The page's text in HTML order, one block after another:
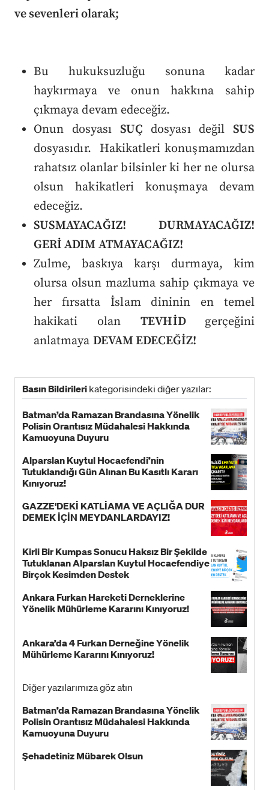
ve sevenleri olarak;
Bu hukuksuzluğu sonuna kadar
haykırmaya ve onun hakkına sahip
çıkmaya devam edeceğiz.
Onun dosyası SUÇ dosyası değil SUS
dosyasıdır. Hakikatleri konuşmamızdan
rahatsız olanlar bilsinler ki her ne olursa
olsun hakikatleri konuşmaya devam
edeceğiz.
SUSMAYACAĞIZ! DURMAYACAĞIZ!
GERİ ADIM ATMAYACAĞIZ!
Zulme, baskıya karşı durmaya, kim
olursa olsun mazluma sahip çıkmaya ve
her fırsatta İslam dininin en temel
hakikati olanTEVHİD gerçeğini
anlatmaya DEVAM EDECEĞİZ!
Basın Bildirileri kategorisindeki diğer yazılar:
Batman’da Ramazan Brandasına Yönelik
Polisin Orantısız Müdahalesi Hakkında
Kamuoyuna Duyuru
Alparslan Kuytul Hocaefendi’nin
Tutuklandığı Gün Alınan Bu Kasıtlı Kararı
Kınıyoruz!
GAZZE'DEKİ KATLİAMA VE AÇLIĞA DUR
DEMEK İÇİN MEYDANLARDAYIZ!
Kirli Bir Kumpas Sonucu Haksız Bir Şekilde
Tutuklanan Alparslan Kuytul Hocaefendiye
Birçok Kesimden Destek
Ankara Furkan Hareketi Derneklerine
Yönelik Mühürleme Kararını Kınıyoruz!
Ankara’da 4 Furkan Derneğine Yönelik
Mühürleme Kararını Kınıyoruz!
Diğer yazılarımıza göz atın
Batman’da Ramazan Brandasına Yönelik
Polisin Orantısız Müdahalesi Hakkında
Kamuoyuna Duyuru
Şehadetiniz Mübarek Olsun